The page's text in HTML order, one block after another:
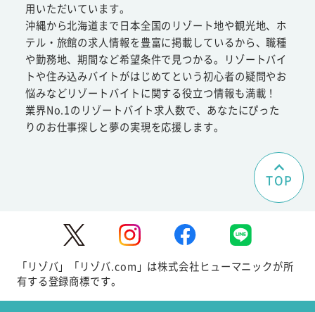
用いただいています。
沖縄から北海道まで日本全国のリゾート地や観光地、ホ
テル・旅館の求人情報を豊富に掲載しているから、職種
や勤務地、期間など希望条件で見つかる。リゾートバイ
トや住み込みバイトがはじめてという初心者の疑問やお
悩みなどリゾートバイトに関する役立つ情報も満載！
業界No.1のリゾートバイト求人数で、あなたにぴった
りのお仕事探しと夢の実現を応援します。
TOP
「リゾバ」「リゾバ.com」は株式会社ヒューマニックが所
有する登録商標です。